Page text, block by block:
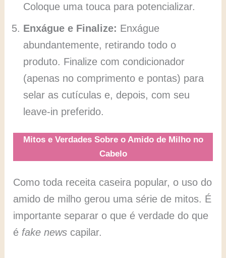
Coloque uma touca para potencializar.
Enxágue e Finalize: Enxágue
abundantemente, retirando todo o
produto. Finalize com condicionador
(apenas no comprimento e pontas) para
selar as cutículas e, depois, com seu
leave-in preferido.
Mitos e Verdades Sobre o Amido de Milho no
Cabelo
Como toda receita caseira popular, o uso do
amido de milho gerou uma série de mitos. É
importante separar o que é verdade do que
é fake news capilar.